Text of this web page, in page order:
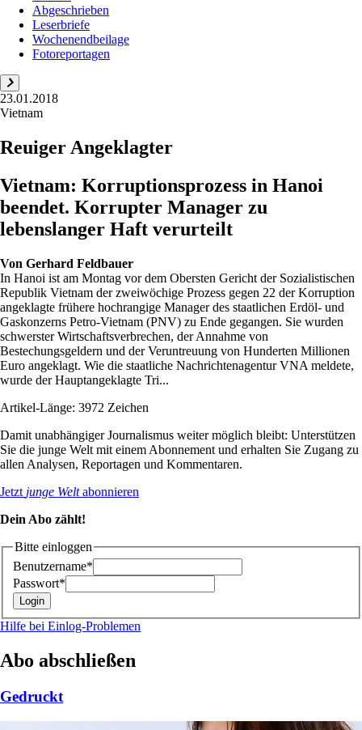
Abgeschrieben
Leserbriefe
Wochenendbeilage
Fotoreportagen
23.01.2018
Vietnam
Reuiger Angeklagter
Vietnam: Korruptionsprozess in Hanoi
beendet. Korrupter Manager zu
lebenslanger Haft verurteilt
Von Gerhard Feldbauer
In Hanoi ist am Montag vor dem Obersten Gericht der Sozialistischen
Republik Vietnam der zweiwöchige Prozess gegen 22 der Korruption
angeklagte frühere hochrangige Manager des staatlichen Erdöl- und
Gaskonzerns Petro-Vietnam (PNV) zu Ende gegangen. Sie wurden
schwerster Wirtschaftsverbrechen, der Annahme von
Bestechungsgeldern und der Veruntreuung von Hunderten Millionen
Euro angeklagt. Wie die staatliche Nachrichtenagentur VNA meldete,
wurde der Hauptangeklagte Tri...
Artikel-Länge: 3972 Zeichen
Damit unabhängiger Journalismus weiter möglich bleibt: Unterstützen
Sie die junge Welt mit einem Abonnement und erhalten Sie Zugang zu
allen Analysen, Reportagen und Kommentaren.
Jetzt junge Weltabonnieren
Dein Abo zählt!
Bitte einloggen
Benutzername*
Passwort*
Hilfe bei Einlog-Problemen
Abo abschließen
Gedruckt